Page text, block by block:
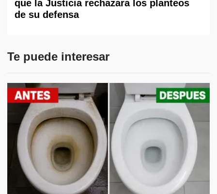
que la Justicia rechazara los planteos
de su defensa
Te puede interesar